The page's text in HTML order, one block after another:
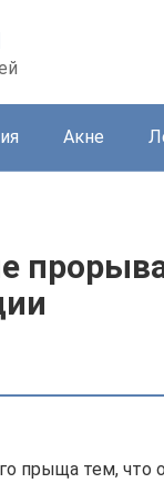
Акне
прыща тем, что